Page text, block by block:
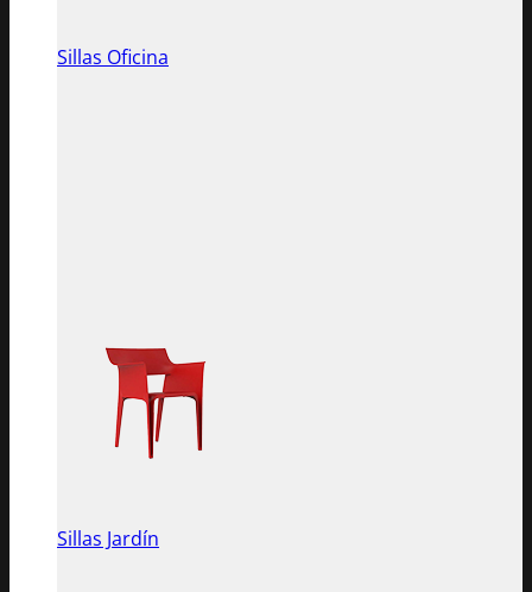
Sillas Oficina
Sillas Jardín